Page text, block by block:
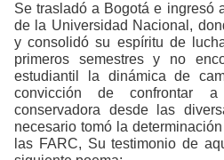
Se trasladó a Bogotá e ingresó
de la Universidad Nacional,
y consolidó su espíritu de
primeros semestres y no
estudiantil la dinámica de
convicción de confrontar
conservadora desde las
necesario tomó la
las FARC, Su testimonio de